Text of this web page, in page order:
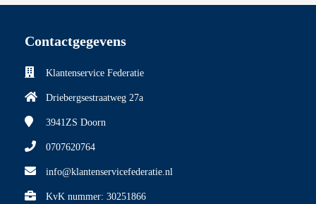
Contactgegevens
Klantenservice Federatie
Driebergsestraatweg 27a
3941ZS Doorn
0707620764
info@klantenservicefederatie.nl
KvK nummer: 30251866